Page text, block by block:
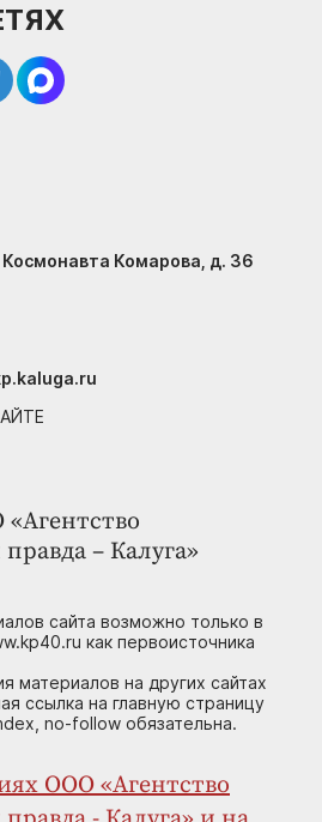
– Калуга»
сайта возможно только в
как первоисточника
материалов на других сайтах
ссылка на главную страницу
no-follow обязательна.
ООО «Агентство
Космонавта Комарова, д. 36